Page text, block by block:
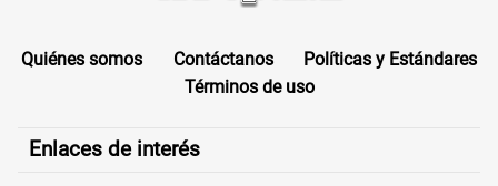
Quiénes somos Contáctanos
Políticas y Estándares
Términos de uso
Enlaces de interés